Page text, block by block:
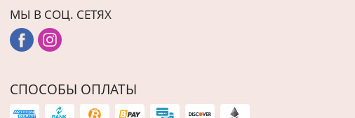
МЫ В СОЦ. СЕТЯХ
СПОСОБЫ ОПЛАТЫ